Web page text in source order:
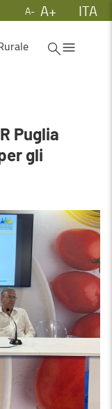
A- A+
ITA
Puglia
gli